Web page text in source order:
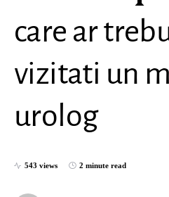
care ar
vizitati un
urolog
543 views 2 minute read